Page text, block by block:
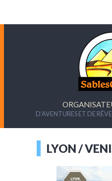
D’AVENTURES ET DE
LYON /